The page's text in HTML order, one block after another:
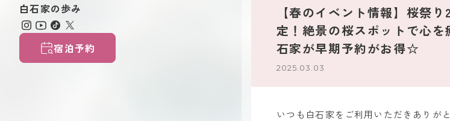
白石家の歩み
宿泊予約
【春のイベント情報】桜祭
定！絶景の桜スポットで心
石家が早期予約がお得☆
2025.03.03
いつも白石家をご利用いただきありが